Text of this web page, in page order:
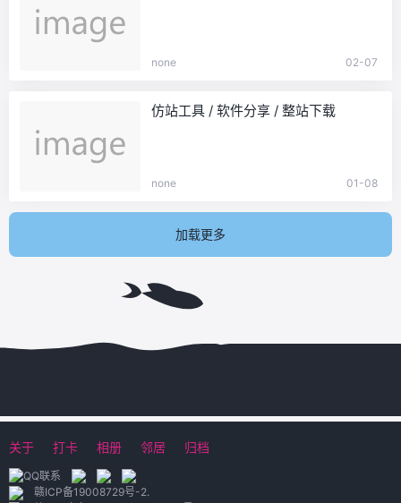
none 02-07
仿站工具 / 软件分享 / 整站下载
none 01-08
加载更多
关于 打卡 相册 邻居 归档
赣ICP备19008729号-2.